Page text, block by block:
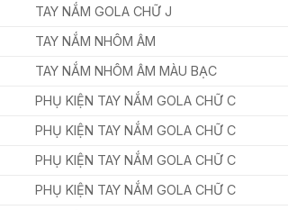
TAY NẮM GOLA CHỮ J
TAY NẮM NHÔM ÂM
TAY NẮM NHÔM ÂM MÀU BẠC
PHỤ KIỆN TAY NẮM GOLA CHỮ C
PHỤ KIỆN TAY NẮM GOLA CHỮ C
PHỤ KIỆN TAY NẮM GOLA CHỮ C
PHỤ KIỆN TAY NẮM GOLA CHỮ C